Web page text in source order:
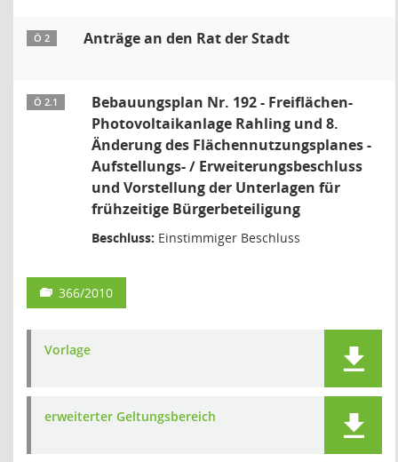
Ö 2 Anträge an den Rat der Stadt
Ö 2.1
Bebauungsplan Nr. 192 - Freiflächen-
Photovoltaikanlage Rahling und 8.
Änderung des Flächennutzungsplanes -
Aufstellungs- / Erweiterungsbeschluss
und Vorstellung der Unterlagen für
frühzeitige Bürgerbeteiligung
Beschluss: Einstimmiger Beschluss
366/2010
Vorlage
erweiterter Geltungsbereich